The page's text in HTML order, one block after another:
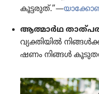
കൂട്ടരുത്‌.”—
ആത്മാർഥ
വ്യക്തി​യിൽ
ഷണം നിങ്ങൾ